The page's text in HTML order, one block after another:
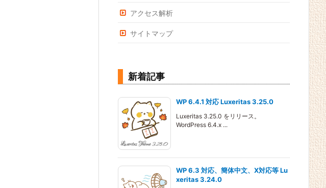
アクセス解析
サイトマップ
新着記事
WP 6.4.1 対応 Luxeritas 3.25.0
Luxeritas 3.25.0 をリリース。
WordPress 6.4.x ...
WP 6.3 対応、簡体中文、X対応等 Lu
xeritas 3.24.0